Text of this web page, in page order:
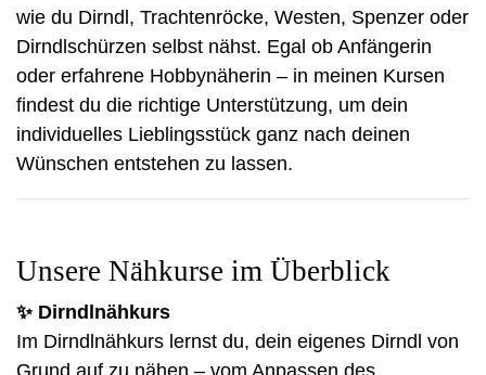
wie du Dirndl, Trachtenröcke, Westen, Spenzer oder
Dirndlschürzen selbst nähst. Egal ob Anfängerin
oder erfahrene Hobbynäherin – in meinen Kursen
findest du die richtige Unterstützung, um dein
individuelles Lieblingsstück ganz nach deinen
Wünschen entstehen zu lassen.
Unsere Nähkurse im Überblick
✨ Dirndlnähkurs
Im Dirndlnähkurs lernst du, dein eigenes Dirndl von
Grund auf zu nähen – vom Anpassen des